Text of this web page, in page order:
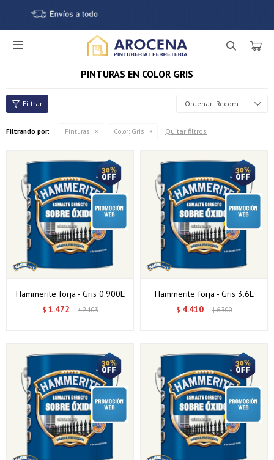

PINTURAS EN COLOR GRIS
Recomendados
Filtrando por: Pinturas Color: Gris Quitar filtros
Hammerite forja - Gris 0.900L
$ 1.472 $2.103
Hammerite forja - Gris 3.6L
$ 4.410 $6.300